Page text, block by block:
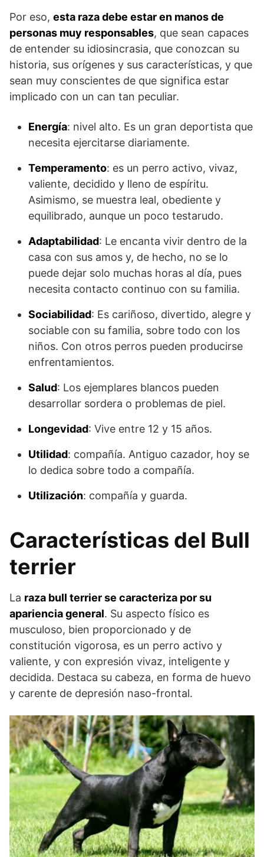
Por eso, esta raza debe estar en manos de
personas muy responsables, que sean capaces
de entender su idiosincrasia, que conozcan su
historia, sus orígenes y sus características, y que
sean muy conscientes de que significa estar
implicado con un can tan peculiar.
Energía: nivel alto. Es un gran deportista que
necesita ejercitarse diariamente.
Temperamento: es un perro activo, vivaz,
valiente, decidido y lleno de espíritu.
Asimismo, se muestra leal, obediente y
equilibrado, aunque un poco testarudo.
Adaptabilidad: Le encanta vivir dentro de la
casa con sus amos y, de hecho, no se lo
puede dejar solo muchas horas al día, pues
necesita contacto continuo con su familia.
Sociabilidad: Es cariñoso, divertido, alegre y
sociable con su familia, sobre todo con los
niños. Con otros perros pueden producirse
enfrentamientos.
Salud: Los ejemplares blancos pueden
desarrollar sordera o problemas de piel.
Longevidad: Vive entre 12 y 15 años.
Utilidad: compañía. Antiguo cazador, hoy se
lo dedica sobre todo a compañía.
Utilización: compañía y guarda.
Características del Bull
terrier
La raza bull terrier se caracteriza por su
apariencia general. Su aspecto físico es
musculoso, bien proporcionado y de
constitución vigorosa, es un perro activo y
valiente, y con expresión vivaz, inteligente y
decidida. Destaca su cabeza, en forma de huevo
y carente de depresión naso-frontal.